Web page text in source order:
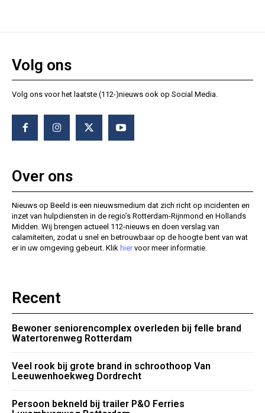
Volg ons
Volg ons voor het laatste (112-)nieuws ook op Social Media.
Over ons
Nieuws op Beeld is een nieuwsmedium dat zich richt op incidenten en
inzet van hulpdiensten in de regio’s Rotterdam-Rijnmond en Hollands
Midden. Wij brengen actueel 112-nieuws en doen verslag van
calamiteiten, zodat u snel en betrouwbaar op de hoogte bent van wat
er in uw omgeving gebeurt. Klik hiervoor meer informatie.
Recent
Bewoner seniorencomplex overleden bij felle brand
Watertorenweg Rotterdam
Veel rook bij grote brand in schroothoop Van
Leeuwenhoekweg Dordrecht
Persoon bekneld bij trailer P&O Ferries